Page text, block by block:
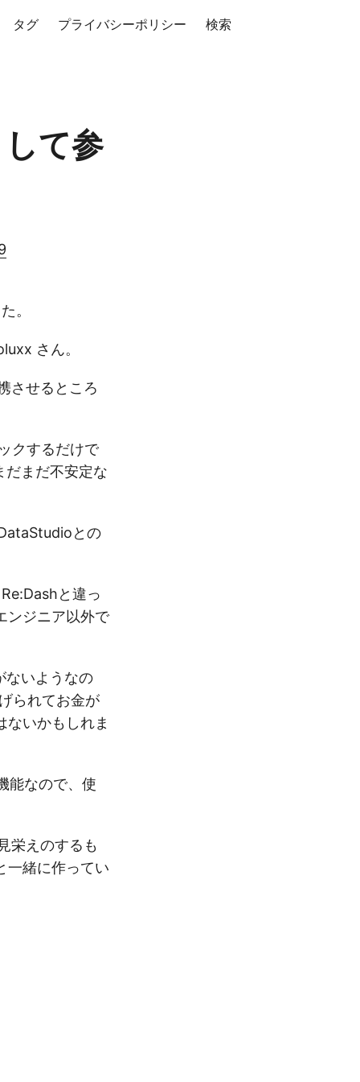
タグ プライバシーポリシー 検索
て参
。
さん。
させるところ
クするだけで
だまだ不安定な
との
と違っ
ンジニア以外で
ないようなの
られてお金が
ないかもしれま
能なので、使
栄えのするも
一緒に作ってい